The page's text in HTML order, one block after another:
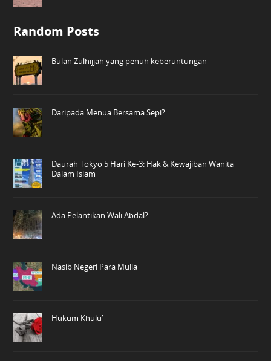
Random Posts
Bulan Zulhijjah yang penuh keberuntungan
Daripada Menua Bersama Sepi?
Daurah Tokyo 5 Hari Ke-3: Hak & Kewajiban Wanita
Dalam Islam
Ada Pelantikan Wali Abdal?
Nasib Negeri Para Mulla
Hukum Khulu’